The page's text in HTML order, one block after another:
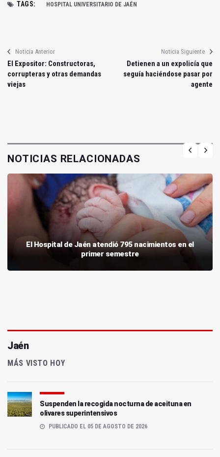
TAGS: HOSPITAL UNIVERSITARIO DE JAÉN
Noticia Anterior
El Expositor: Constructoras,
corrupteras y otras demandas
viejas
Noticia Siguiente
Detienen a un expolicía que
seguía haciéndose pasar por
agente
NOTICIAS RELACIONADAS
El Hospital de Jaén atendió 795 nacimientos en el
primer semestre
Jaén
MÁS VISTO HOY
Suspenden la recogida nocturna de aceituna en
olivares superintensivos
PUBLICADO EL 05 DE AGOSTO DE 2026